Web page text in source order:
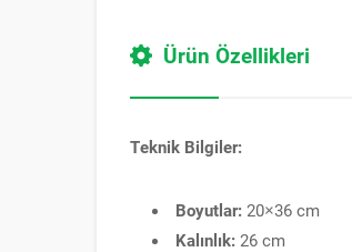
Ürün Özellikleri
Teknik Bilgiler:
Boyutlar: 20×36 cm
Kalınlık: 26 cm